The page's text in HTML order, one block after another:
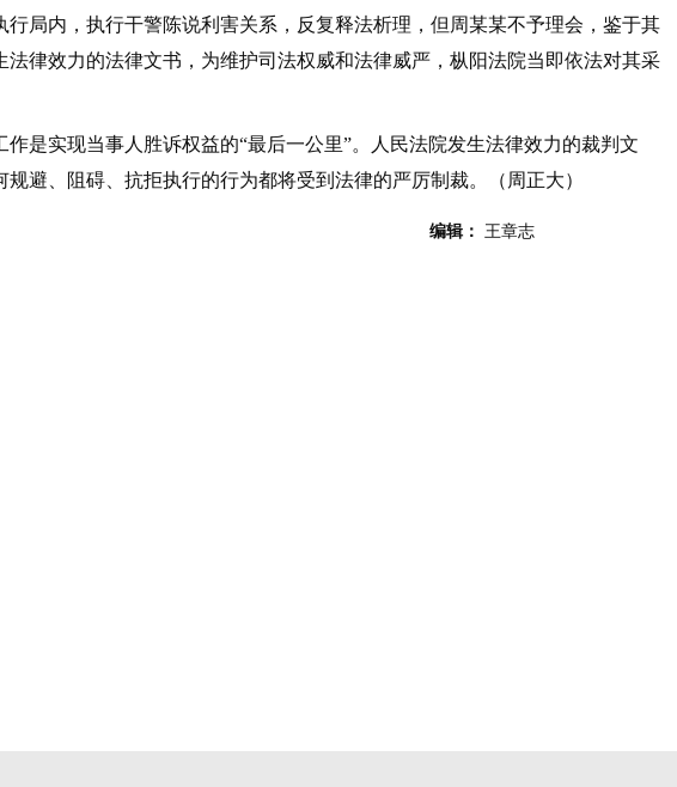
行局内，执行干警陈说利害关系，反复释法析理，但周某某不予理会，鉴于其
法律效力的法律文书，为维护司法权威和法律威严，枞阳法院当即依法对其采
实现当事人胜诉权益的“最后一公里”。人民法院发生法律效力的裁判文
避、阻碍、抗拒执行的行为都将受到法律的严厉制裁。（周正大）
编辑： 王章志